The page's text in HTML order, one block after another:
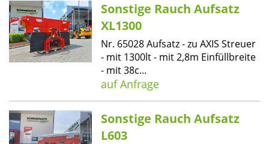
Sonstige Rauch Aufsatz
XL1300
Nr. 65028 Aufsatz - zu AXIS Streuer
- mit 1300lt - mit 2,8m Einfüllbreite
- mit 38c...
auf Anfrage
Sonstige Rauch Aufsatz
L603